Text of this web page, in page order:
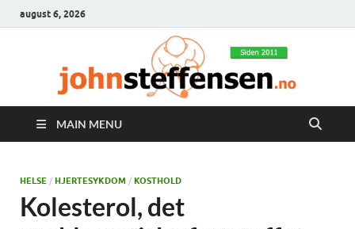
august 6, 2026
MAIN MENU
HELSE / HJERTESYKDOM / KOSTHOLD
Kolesterol, det